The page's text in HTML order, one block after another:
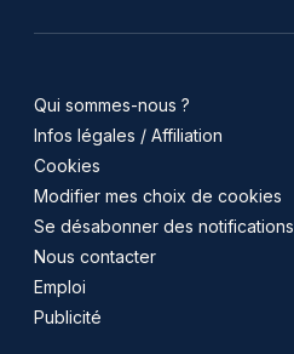
Qui sommes-nous ?
Infos légales / Affiliation
Cookies
Modifier mes choix de cookies
Se désabonner des notifications
Nous contacter
Emploi
Publicité